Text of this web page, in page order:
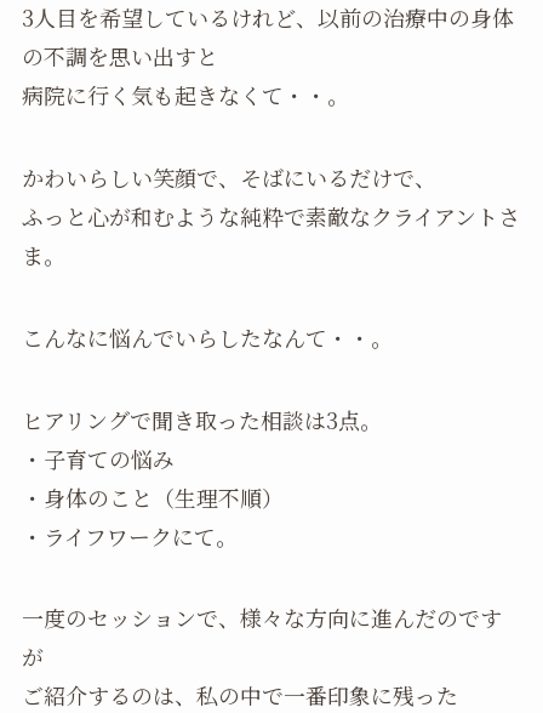
3人目を希望しているけれど、以前の治療中の身体
の不調を思い出すと
病院に行く気も起きなくて・・。
かわいらしい笑顔で、そばにいるだけで、
ふっと心が和むような純粋で素敵なクライアントさ
ま。
こんなに悩んでいらしたなんて・・。
ヒアリングで聞き取った相談は3点。
・子育ての悩み
・身体のこと（生理不順）
・ライフワークにて。
一度のセッションで、様々な方向に進んだのです
が
ご紹介するのは、私の中で一番印象に残った